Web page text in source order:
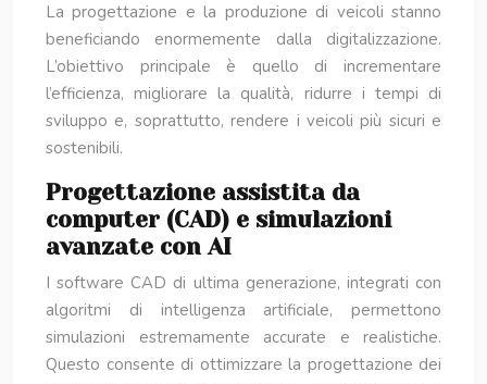
La progettazione e la produzione di veicoli stanno
beneficiando enormemente dalla digitalizzazione.
L’obiettivo principale è quello di incrementare
l’efficienza, migliorare la qualità, ridurre i tempi di
sviluppo e, soprattutto, rendere i veicoli più sicuri e
sostenibili.
Progettazione assistita da
computer (CAD) e simulazioni
avanzate con AI
I software CAD di ultima generazione, integrati con
algoritmi di intelligenza artificiale, permettono
simulazioni estremamente accurate e realistiche.
Questo consente di ottimizzare la progettazione dei